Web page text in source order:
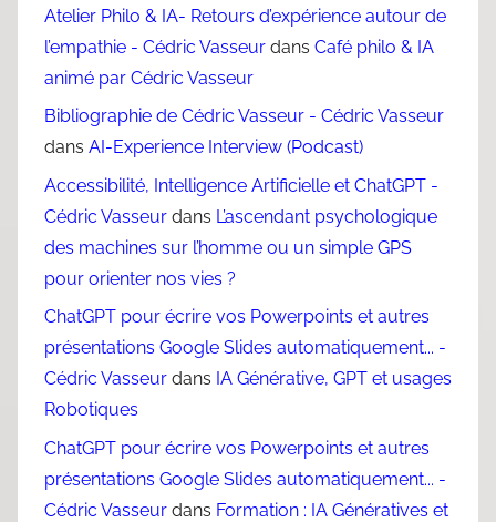
Atelier Philo & IA- Retours d’expérience autour de
l’empathie - Cédric Vasseur dans Café philo & IA
animé par Cédric Vasseur
Bibliographie de Cédric Vasseur - Cédric Vasseur
dans AI-Experience Interview (Podcast)
Accessibilité, Intelligence Artificielle et ChatGPT -
Cédric Vasseur dans L’ascendant psychologique
des machines sur l’homme ou un simple GPS
pour orienter nos vies ?
ChatGPT pour écrire vos Powerpoints et autres
présentations Google Slides automatiquement... -
Cédric Vasseur dans IA Générative, GPT et usages
Robotiques
ChatGPT pour écrire vos Powerpoints et autres
présentations Google Slides automatiquement... -
Cédric Vasseur dans Formation : IA Génératives et